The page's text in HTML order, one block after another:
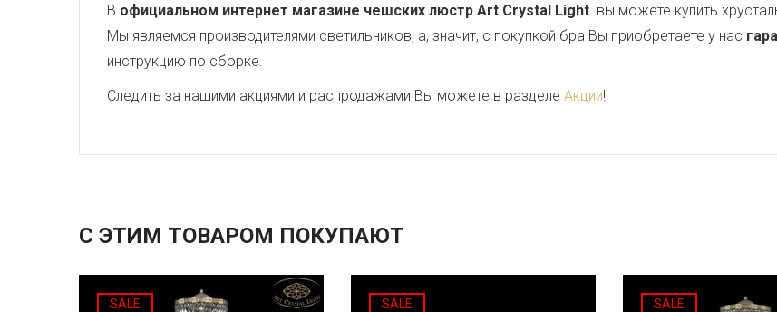
В официальном интернет магазине чешских люстр Art Crystal Light вы можете купить
Мы являемся производителями светильников, а, значит, с покупкой бра Вы приобретаете у нас
инструкцию по сборке.
Следить за нашими акциями и распродажами Вы можете в разделе Акции!
С ЭТИМ ТОВАРОМ ПОКУПАЮТ
SALE SALE SALE